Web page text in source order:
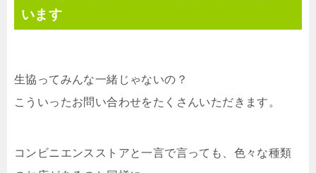
います
生協ってみんな一緒じゃないの？
こういったお問い合わせをたくさんいただきます。
コンビニエンスストアと一言で言っても、色々な種類